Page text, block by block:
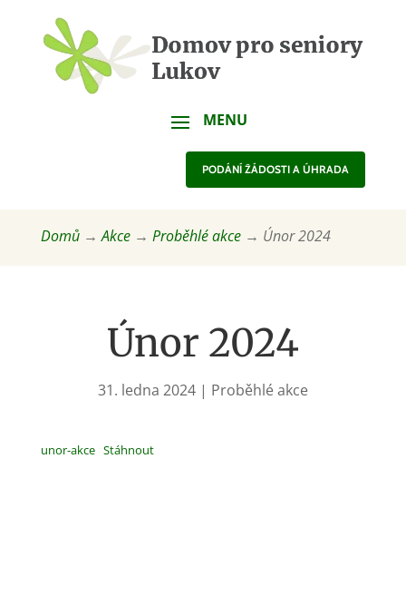
PODÁNÍ ŽÁDOSTI A ÚHRADA
Domů→Akce→ Proběhlé akce→ Únor 2024
Únor 2024
31. ledna 2024| Proběhlé akce
unor-akce Stáhnout